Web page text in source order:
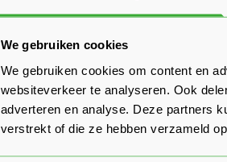
We gebruiken cookies
We gebruiken cookies om content en
websiteverkeer te analyseren. Ook
adverteren en analyse. Deze partners
verstrekt of die ze hebben verzameld